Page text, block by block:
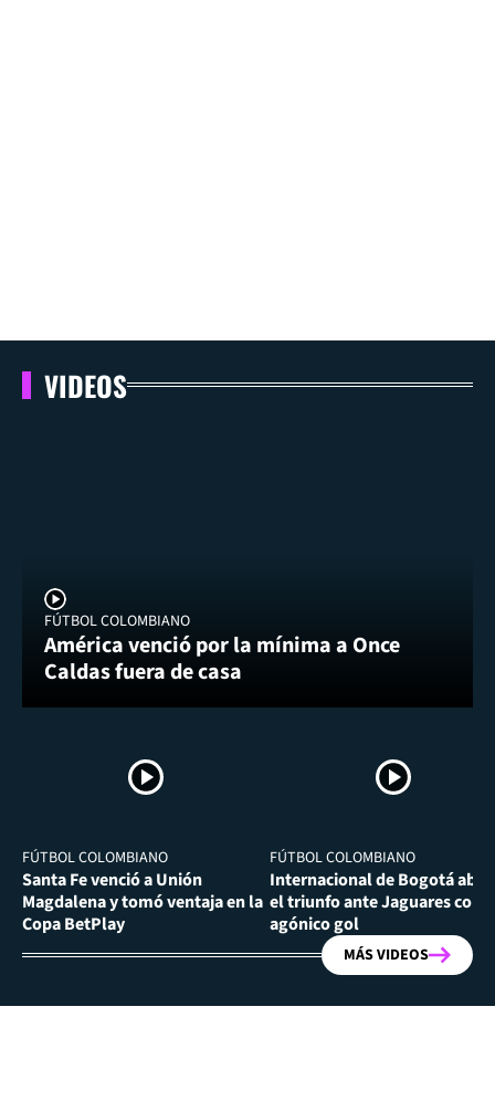
VIDEOS
FÚTBOL COLOMBIANO
América venció por la mínima a Once
Caldas fuera de casa
FÚTBOL COLOMBIANO
Santa Fe venció a Unión
Magdalena y tomó ventaja en la
Copa BetPlay
FÚTBOL COLOMBIANO
Internacional de Bogotá
el triunfo ante Jaguares con
agónico gol
MÁS VIDEOS